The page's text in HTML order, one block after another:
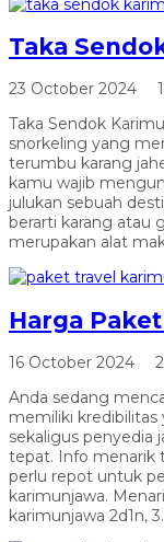
Taka
23 October 2024
Taka Sendok
snorkeling yang
terumbu karang
kamu wajib
julukan sebuah
berarti karang atau
merupakan alat
Harga
16 October 2024
Anda sedang
memiliki kredibilitas
sekaligus penyedia
tepat. Info menarik
perlu repot untuk
karimunjawa.
karimunjawa 2d1n,